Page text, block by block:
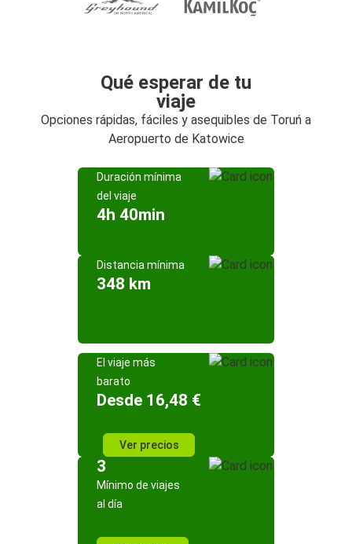
Qué esperar de tu
viaje
Opciones rápidas, fáciles y asequibles de Toruń a
Aeropuerto de Katowice
Duración mínima
del viaje
4h 40min
Distancia mínima
348 km
El viaje más
barato
Desde 16,48 €
Ver precios
3
Mínimo de viajes
al día